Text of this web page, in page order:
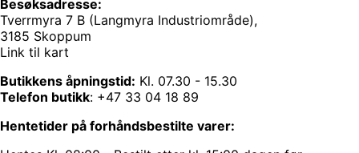
Besøksadresse:
Tverrmyra 7 B (Langmyra Industriområde),
3185 Skoppum
Link til kart
Butikkens åpningstid: Kl. 07.30 - 15.30
Telefon butikk: +47 33 04 18 89
Hentetider på forhåndsbestilte varer: